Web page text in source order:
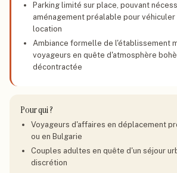
Parking limité sur place, pouvant
aménagement préalable pour
location
Ambiance formelle de l'établissement
voyageurs en quête d'atmosphère
décontractée
Pour qui ?
Voyageurs d'affaires en déplacement
ou en Bulgarie
Couples adultes en quête d'un séjour
discrétion